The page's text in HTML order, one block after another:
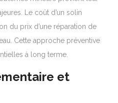
Le coût d’un solin
du prix d’une réparation de
Cette approche préventive
à long terme.
et